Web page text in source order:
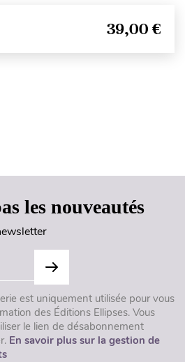
39,00 €
les nouveautés
est uniquement utilisée pour vous
des Éditions Ellipses. Vous
le lien de désabonnement
En savoir plus sur la gestion de